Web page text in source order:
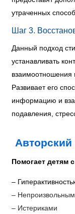
утраченных
Шаг 3.
Данный подход
устанавливать
взаимоотношения
Развивает его
информацию и
подавления,
Помогает детям
–
–
– Истериками